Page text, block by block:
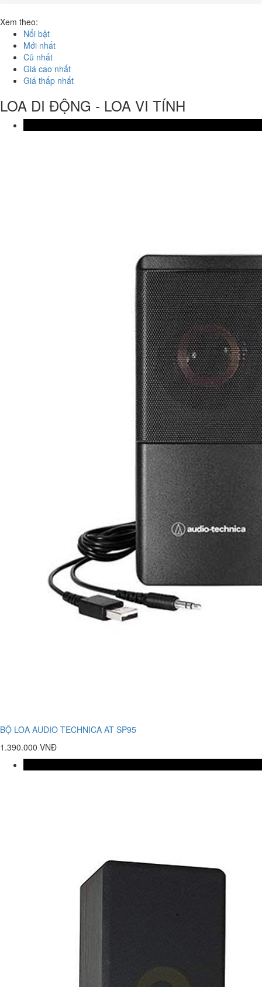
Xem theo:
Nổi bật
Mới nhất
Cũ nhất
Giá cao nhất
Giá thấp nhất
LOA DI ĐỘNG - LOA VI TÍNH
BỘ LOA AUDIO TECHNICA AT SP95
1.390.000 VNĐ